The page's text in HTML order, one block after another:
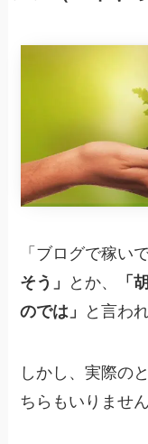
「ブログで稼い
そう」
とか、
「
のでは」
と言わ
しかし、実際の
ちらもいりませ